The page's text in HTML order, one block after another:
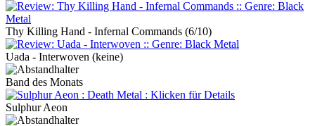
Thy Killing Hand - Infernal Commands (6/10)
Uada - Interwoven (keine)
Band des Monats
Sulphur Aeon